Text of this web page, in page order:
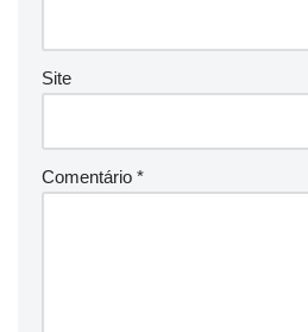
Site
Comentário *